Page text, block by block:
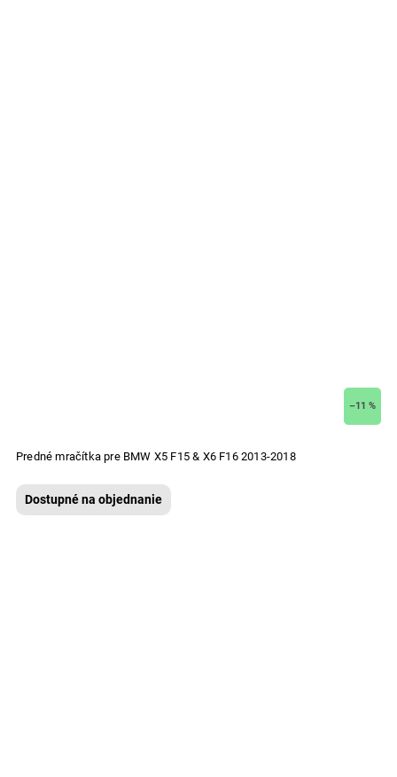
–11 %
Predné mračítka pre BMW X5 F15 & X6 F16 2013-2018
Dostupné na objednanie